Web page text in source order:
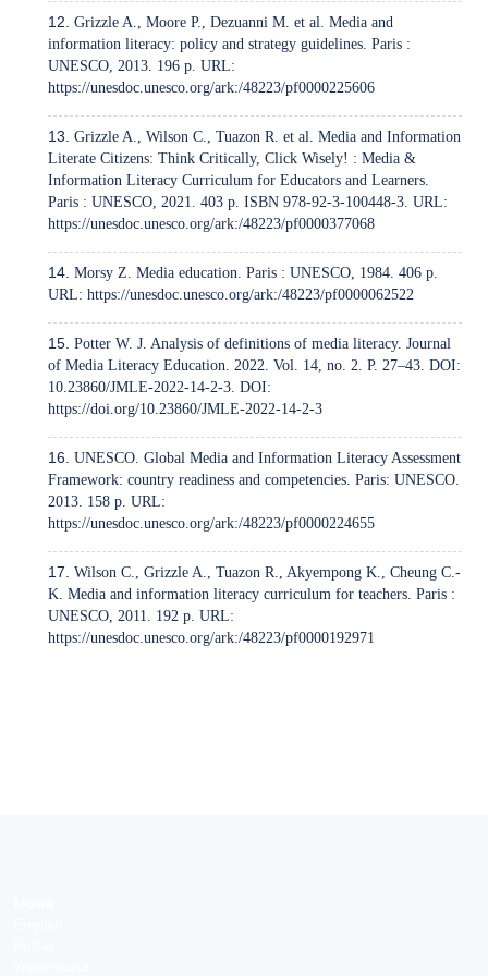
Grizzle A., Moore P., Dezuanni M. et al. Media and
information literacy: policy and strategy guidelines. Paris :
UNESCO, 2013. 196 p. URL:
https://unesdoc.unesco.org/ark:/48223/pf0000225606
Grizzle A., Wilson C., Tuazon R. et al. Media and Information
Literate Citizens: Think Critically, Click Wisely! : Media &
Information Literacy Curriculum for Educators and Learners.
Paris : UNESCO, 2021. 403 p. ISBN 978-92-3-100448-3. URL:
https://unesdoc.unesco.org/ark:/48223/pf0000377068
Morsy Z. Media education. Paris : UNESCO, 1984. 406 p.
URL: https://unesdoc.unesco.org/ark:/48223/pf0000062522
Potter W. J. Analysis of definitions of media literacy. Journal
of Media Literacy Education. 2022. Vol. 14, no. 2. P. 27–43. DOI:
10.23860/JMLE-2022-14-2-3. DOI:
https://doi.org/10.23860/JMLE-2022-14-2-3
UNESCO. Global Media and Information Literacy Assessment
Framework: country readiness and competencies. Paris: UNESCO.
2013. 158 p. URL:
https://unesdoc.unesco.org/ark:/48223/pf0000224655
Wilson C., Grizzle A., Tuazon R., Akyempong K., Cheung C.-
K. Media and information literacy curriculum for teachers. Paris :
UNESCO, 2011. 192 p. URL:
https://unesdoc.unesco.org/ark:/48223/pf0000192971